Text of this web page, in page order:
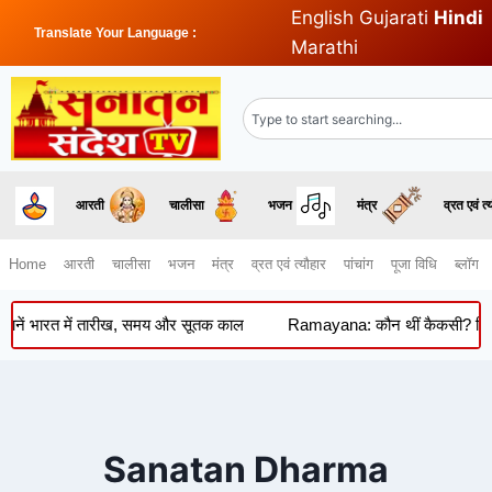
Translate Your Language :
English Gujarati Hindi
Marathi
आरती चालीसा भजन मंत्र व्रत एवं
Home आरती चालीसा भजन मंत्र व्रत एवं त्यौहार पांचांग पूजा विधि ब्लॉग
भारत में तारीख, समय और सूतक काल Ramayana: कौन थीं कैकसी?
Sanatan Dharma